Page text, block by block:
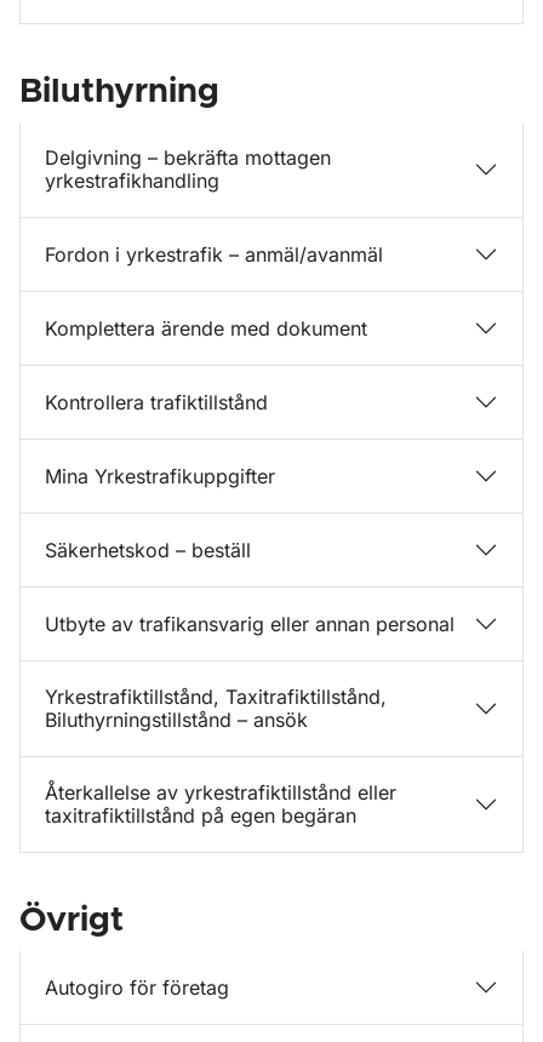
Biluthyrning
Delgivning – bekräfta mottagen
yrkestrafikhandling
Fordon i yrkestrafik – anmäl/avanmäl
Komplettera ärende med dokument
Kontrollera trafiktillstånd
Mina Yrkestrafikuppgifter
Säkerhetskod – beställ
Utbyte av trafikansvarig eller annan personal
Yrkestrafiktillstånd, Taxitrafiktillstånd,
Biluthyrningstillstånd – ansök
Återkallelse av yrkestrafiktillstånd eller
taxitrafiktillstånd på egen begäran
Övrigt
Autogiro för företag